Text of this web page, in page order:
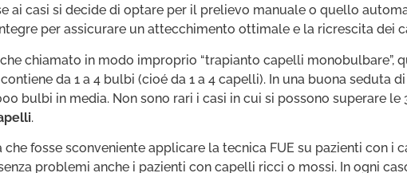
ai casi si decide di optare per il prelievo manuale o quello
per assicurare un attecchimento ottimale e la ricrescita dei
chiamato in modo improprio “trapianto capelli monobulbare”,
da 1 a 4 bulbi (cioé da 1 a 4 capelli). In una buona seduta
bulbi in media. Non sono rari i casi in cui si possono superare
.
fosse sconveniente applicare la tecnica FUE su pazienti con i
problemi anche i pazienti con capelli ricci o mossi. In ogni